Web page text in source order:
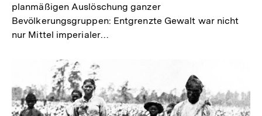
planmäßigen Auslöschung ganzer
Bevölkerungsgruppen: Entgrenzte Gewalt war nicht
nur Mittel imperialer…